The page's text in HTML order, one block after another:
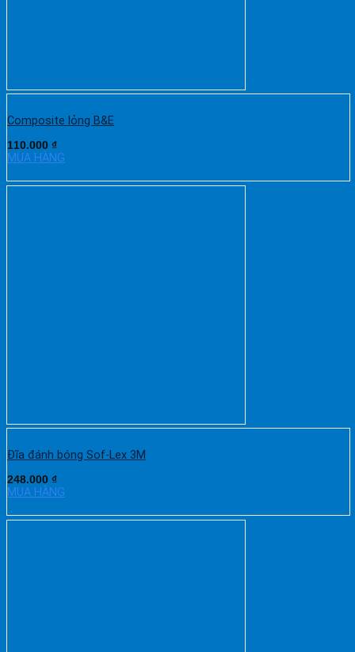
Composite lỏng B&E
110.000 ₫
MUA HÀNG
Đĩa đánh bóng Sof-Lex 3M
248.000 ₫
MUA HÀNG